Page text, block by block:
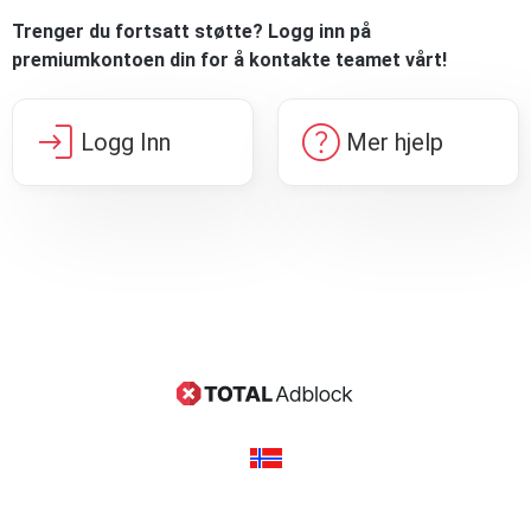
Trenger du fortsatt støtte? Logg inn på
premiumkontoen din for å kontakte teamet vårt!
login Logg Inn help Mer hjelp